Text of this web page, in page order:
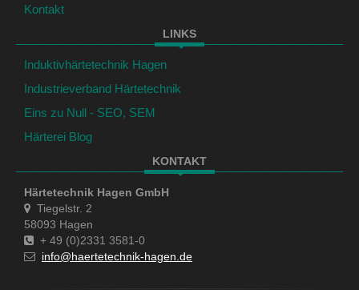
Kontakt
LINKS
Induktivhärtetechnik Hagen
Industrieverband Härtetechnik
Eins zu Null - SEO, SEM
Härterei Blog
KONTAKT
Härtetechnik Hagen GmbH
Tiegelstr. 2
58093 Hagen
+ 49 (0)2331 3581-0
info@haertetechnik-hagen.de